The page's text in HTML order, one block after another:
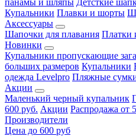
панамы и шляпы Детсткие
Купальники Плавки и шорты
Аксессуары
Шапочки для плавания Платки
Новинки
Купальники пропускающие
больших размеров Купальники
одежда Levelpro Пляжные
Акции
Маленький черный купальник
600 руб. Акции Распродажа от
Производители
Цена до 600 руб